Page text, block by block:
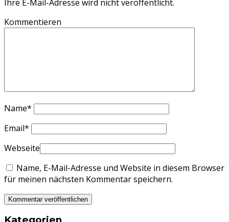
Ihre E-Mail-Adresse wird nicht veröffentlicht.
Kommentieren
Name*
Email*
Webseite
Name, E-Mail-Adresse und Website in diesem Browser
für meinen nächsten Kommentar speichern.